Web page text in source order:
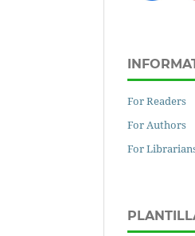
For Readers
For Authors
For